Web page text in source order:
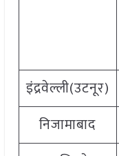
इंद्रवेल्ली(उटनूर)
निजामाबाद